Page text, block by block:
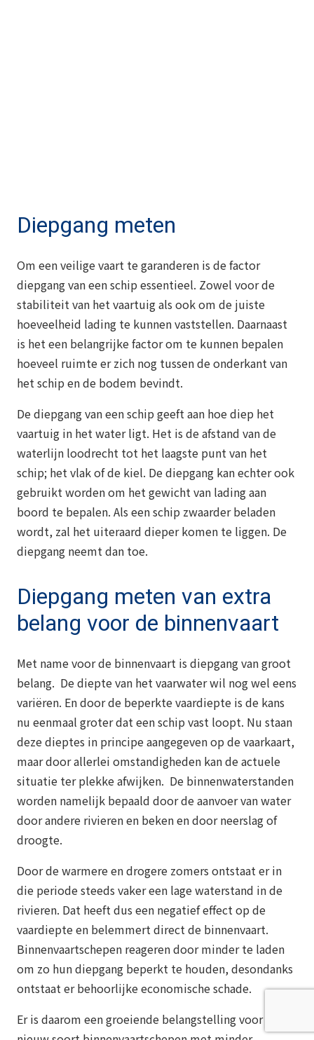
Diepgang meten
Om een veilige vaart te garanderen is de factor
diepgang van een schip essentieel. Zowel voor de
stabiliteit van het vaartuig als ook om de juiste
hoeveelheid lading te kunnen vaststellen. Daarnaast
is het een belangrijke factor om te kunnen bepalen
hoeveel ruimte er zich nog tussen de onderkant van
het schip en de bodem bevindt.
De diepgang van een schip geeft aan hoe diep het
vaartuig in het water ligt. Het is de afstand van de
waterlijn loodrecht tot het laagste punt van het
schip; het vlak of de kiel. De diepgang kan echter ook
gebruikt worden om het gewicht van lading aan
boord te bepalen. Als een schip zwaarder beladen
wordt, zal het uiteraard dieper komen te liggen. De
diepgang neemt dan toe.
Diepgang meten van extra
belang voor de binnenvaart
Met name voor de binnenvaart is diepgang van groot
belang. De diepte van het vaarwater wil nog wel eens
variëren. En door de beperkte vaardiepte is de kans
nu eenmaal groter dat een schip vast loopt. Nu staan
deze dieptes in principe aangegeven op de vaarkaart,
maar door allerlei omstandigheden kan de actuele
situatie ter plekke afwijken. De binnenwaterstanden
worden namelijk bepaald door de aanvoer van water
door andere rivieren en beken en door neerslag of
droogte.
Door de warmere en drogere zomers ontstaat er in
die periode steeds vaker een lage waterstand in de
rivieren. Dat heeft dus een negatief effect op de
vaardiepte en belemmert direct de binnenvaart.
Binnenvaartschepen reageren door minder te laden
om zo hun diepgang beperkt te houden, desondanks
ontstaat er behoorlijke economische schade.
Er is daarom een groeiende belangstelling voor een